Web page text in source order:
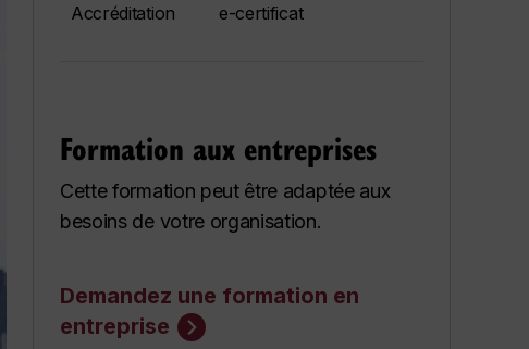
Accréditation e-certificat
Formation aux entreprises
Cette formation peut être adaptée aux
besoins de votre organisation.
Demandez une formation en
entreprise